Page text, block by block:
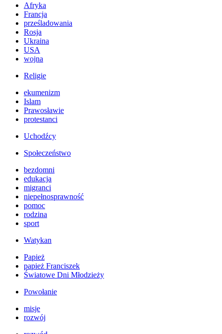
Afryka
Francja
prześladowania
Rosja
Ukraina
USA
wojna
Religie
ekumenizm
Islam
Prawosławie
protestanci
Uchodźcy
Społeczeństwo
bezdomni
edukacja
migranci
niepełnosprawność
pomoc
rodzina
sport
Watykan
Papież
papież Franciszek
Światowe Dni Młodzieży
Powołanie
misje
rozwój